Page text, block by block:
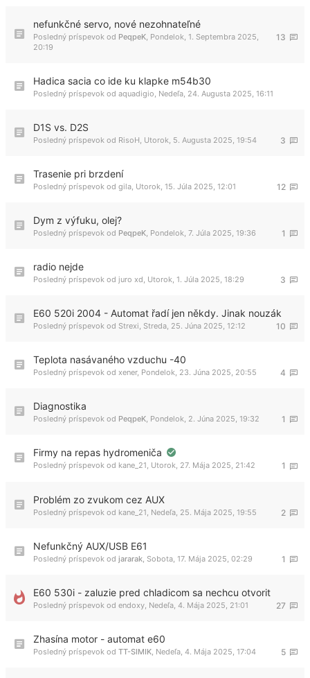
nefunkčné servo, nové nezohnateľné
13
Posledný príspevok od PeqpeK Pondelok, 1. Septembra 2025,
20:19
Hadica sacia co ide ku klapke m54b30
Posledný príspevok od aquadigio Nedeľa, 24. Augusta 2025, 16:11
D1S vs. D2S
3
Posledný príspevok od RisoH Utorok, 5. Augusta 2025, 19:54
Trasenie pri brzdení
12
Posledný príspevok od gila Utorok, 15. Júla 2025, 12:01
Dym z výfuku, olej?
1
Posledný príspevok od PeqpeK Pondelok, 7. Júla 2025, 19:36
radio nejde
3
Posledný príspevok od juro xd Utorok, 1. Júla 2025, 18:29
E60 520i 2004 - Automat řadí jen někdy. Jinak nouzák
10
Posledný príspevok od Strexi Streda, 25. Júna 2025, 12:12
Teplota nasávaného vzduchu -40
4
Posledný príspevok od xener, Pondelok, 23. Júna 2025, 20:55
Diagnostika
1
Posledný príspevok od PeqpeK Pondelok, 2. Júna 2025, 19:32
Firmy na repas hydromeniča
1
Posledný príspevok od kane_21, Utorok, 27. Mája 2025, 21:42
Problém zo zvukom cez AUX
2
Posledný príspevok od kane_21 Nedeľa, 25. Mája 2025, 19:55
Nefunkčný AUX/USB E61
1
Posledný príspevok od jararak Sobota, 17. Mája 2025, 02:29
E60 530i - zaluzie pred chladicom sa nechcu otvorit
27
Posledný príspevok od endoxy Nedeľa, 4. Mája 2025, 21:01
Zhasína motor - automat e60
5
Posledný príspevok od TT-SIMIK Nedeľa, 4. Mája 2025, 17:04